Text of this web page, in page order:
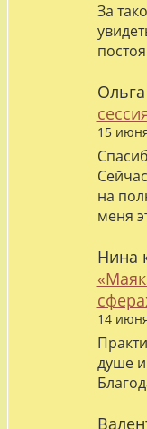
За
Ольга
15
на
меня
Нина
14
душе